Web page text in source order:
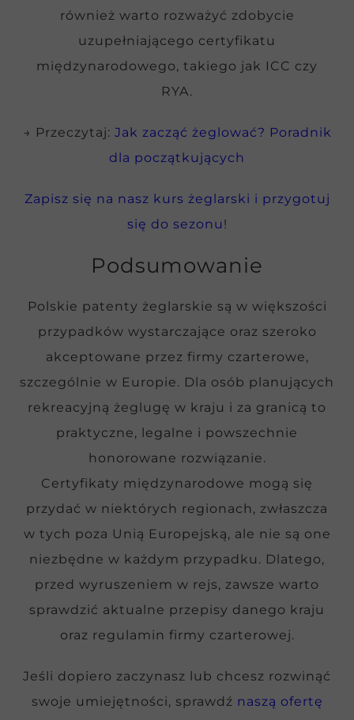
również warto rozważyć zdobycie
uzupełniającego certyfikatu
międzynarodowego, takiego jak ICC czy
RYA.
→ Przeczytaj: Jak zacząć żeglować? Poradnik
dla początkujących
Zapisz się na nasz kurs żeglarski i przygotuj
się do sezonu !
Podsumowanie
Polskie patenty żeglarskie są w większości
przypadków wystarczające oraz szeroko
akceptowane przez firmy czarterowe,
szczególnie w Europie. Dla osób planujących
rekreacyjną żeglugę w kraju i za granicą to
praktyczne, legalne i powszechnie
honorowane rozwiązanie.
Certyfikaty międzynarodowe mogą się
przydać w niektórych regionach, zwłaszcza
w tych poza Unią Europejską, ale nie są one
niezbędne w każdym przypadku. Dlatego,
przed wyruszeniem w rejs, zawsze warto
sprawdzić aktualne przepisy danego kraju
oraz regulamin firmy czarterowej.
Jeśli dopiero zaczynasz lub chcesz rozwinąć
swoje umiejętności, sprawdź naszą ofertę